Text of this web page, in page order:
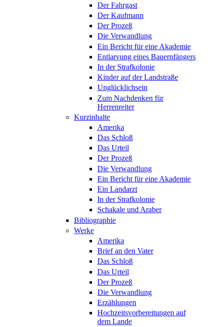
Der Fahrgast
Der Kaufmann
Der Prozeß
Die Verwandlung
Ein Bericht für eine Akademie
Entlarvung eines Bauernfängers
In der Strafkolonie
Kinder auf der Landstraße
Unglücklichsein
Zum Nachdenken für
Herrenreiter
Kurzinhalte
Amerika
Das Schloß
Das Urteil
Der Prozeß
Die Verwandlung
Ein Bericht für eine Akademie
Ein Landarzt
In der Strafkolonie
Schakale und Araber
Bibliographie
Werke
Amerika
Brief an den Vater
Das Schloß
Das Urteil
Der Prozeß
Die Verwandlung
Erzählungen
Hochzeitsvorbereitungen auf
dem Lande